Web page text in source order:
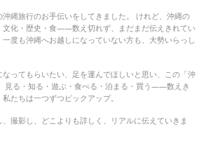
縄旅行のお手伝いをしてきました。 けれど、沖縄の
化・歴史・食――数え切れず、まだまだ伝えきれてい
度も沖縄へお越しになっていない方も、大勢いらっし
ってもらいたい、足を運んでほしいと思い、この「沖
見る・知る・遊ぶ・食べる・泊まる・買う――数えき
たちは一つずつピックアップ。
撮影し、どこよりも詳しく、リアルに伝えていきま